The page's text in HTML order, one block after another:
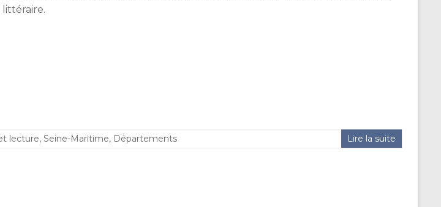
lecture, Seine-Maritime, Départements Lire la suite